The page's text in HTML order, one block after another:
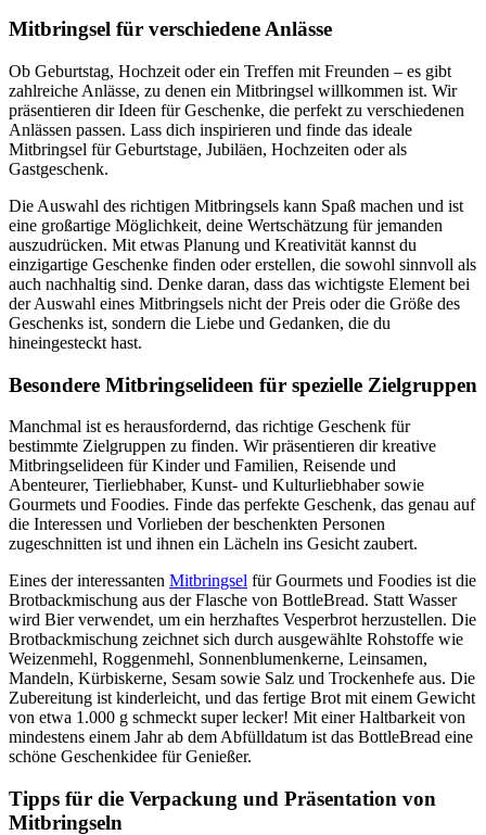
Mitbringsel für verschiedene Anlässe
Ob Geburtstag, Hochzeit oder ein Treffen mit Freunden – es gibt
zahlreiche Anlässe, zu denen ein Mitbringsel willkommen ist. Wir
präsentieren dir Ideen für Geschenke, die perfekt zu verschiedenen
Anlässen passen. Lass dich inspirieren und finde das ideale
Mitbringsel für Geburtstage, Jubiläen, Hochzeiten oder als
Gastgeschenk.
Die Auswahl des richtigen Mitbringsels kann Spaß machen und ist
eine großartige Möglichkeit, deine Wertschätzung für jemanden
auszudrücken. Mit etwas Planung und Kreativität kannst du
einzigartige Geschenke finden oder erstellen, die sowohl sinnvoll als
auch nachhaltig sind. Denke daran, dass das wichtigste Element bei
der Auswahl eines Mitbringsels nicht der Preis oder die Größe des
Geschenks ist, sondern die Liebe und Gedanken, die du
hineingesteckt hast.
Besondere Mitbringselideen für spezielle Zielgruppen
Manchmal ist es herausfordernd, das richtige Geschenk für
bestimmte Zielgruppen zu finden. Wir präsentieren dir kreative
Mitbringselideen für Kinder und Familien, Reisende und
Abenteurer, Tierliebhaber, Kunst- und Kulturliebhaber sowie
Gourmets und Foodies. Finde das perfekte Geschenk, das genau auf
die Interessen und Vorlieben der beschenkten Personen
zugeschnitten ist und ihnen ein Lächeln ins Gesicht zaubert.
Eines der interessanten Mitbringsel für Gourmets und Foodies ist die
Brotbackmischung aus der Flasche von BottleBread. Statt Wasser
wird Bier verwendet, um ein herzhaftes Vesperbrot herzustellen. Die
Brotbackmischung zeichnet sich durch ausgewählte Rohstoffe wie
Weizenmehl, Roggenmehl, Sonnenblumenkerne, Leinsamen,
Mandeln, Kürbiskerne, Sesam sowie Salz und Trockenhefe aus. Die
Zubereitung ist kinderleicht, und das fertige Brot mit einem Gewicht
von etwa 1.000 g schmeckt super lecker! Mit einer Haltbarkeit von
mindestens einem Jahr ab dem Abfülldatum ist das BottleBread eine
schöne Geschenkidee für Genießer.
Tipps für die Verpackung und Präsentation von
Mitbringseln